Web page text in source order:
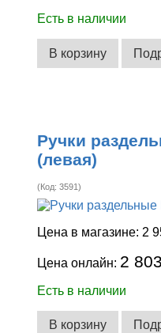
Есть в наличии
В корзину
Ручки
(левая)
(Код:3591)
Цена в магазине: 2
Цена онлайн: 2
Есть в наличии
В корзину